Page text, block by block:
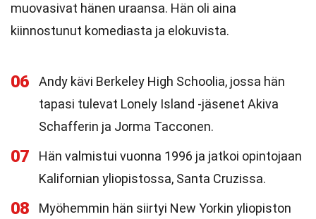
muovasivat hänen uraansa. Hän oli aina
kiinnostunut komediasta ja elokuvista.
06
Andy kävi Berkeley High Schoolia, jossa hän
tapasi tulevat Lonely Island -jäsenet Akiva
Schafferin ja Jorma Tacconen.
07
Hän valmistui vuonna 1996 ja jatkoi opintojaan
Kalifornian yliopistossa, Santa Cruzissa.
08
Myöhemmin hän siirtyi New Yorkin yliopiston